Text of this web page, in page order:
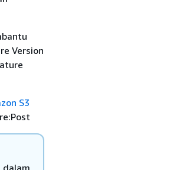
Version
S3
dalam